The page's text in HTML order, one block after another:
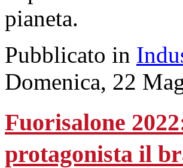
pianeta.
Pubblicato in
Domenica, 22
Fuorisalone
protagonista il